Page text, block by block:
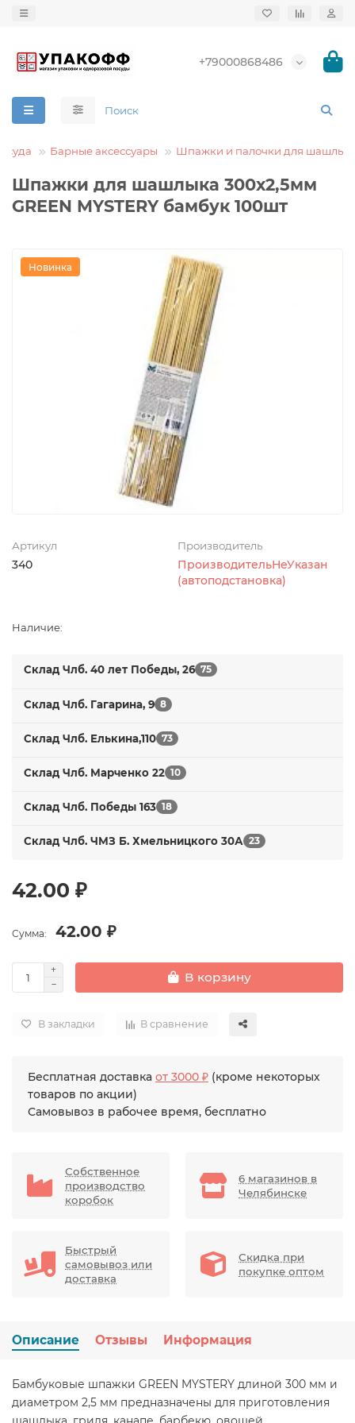
+79000868486
Барные аксессуары Шпажки и палочки для
Шпажки для шашлыка 300х2,5мм
GREEN MYSTERY бамбук 100шт
Новинка
Артикул
340
Производитель
ПроизводительНеУказан
(автоподстановка)
Наличие:
Склад Члб. 40 лет Победы, 26 75
Склад Члб. Гагарина, 9 8
Склад Члб. Елькина,110 73
Склад Члб. Марченко 22 10
Склад Члб. Победы 163 18
Склад Члб. ЧМЗ Б. Хмельницкого 30А 23
42.00 ₽
Сумма: 42.00 ₽
В корзину
В закладки В сравнение
Бесплатная доставка от 3000 ₽ (кроме некоторых
товаров по акции)
Самовывоз в рабочее время, бесплатно
Собственное
производство
коробок
6 магазинов в
Челябинске
Быстрый
самовывоз или
доставка
Скидка при
покупке оптом
Описание Отзывы Информация
Бамбуковые шпажки GREEN MYSTERY длиной 300 мм и
диаметром 2,5 мм предназначены для приготовления